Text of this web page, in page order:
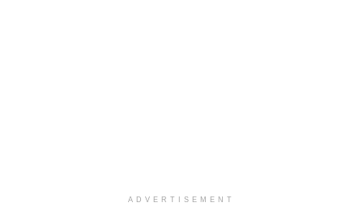
ADVERTISEMENT